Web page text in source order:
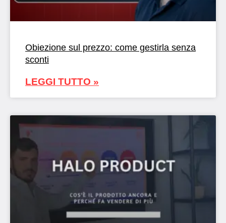
Obiezione sul prezzo: come gestirla senza
sconti
LEGGI TUTTO »